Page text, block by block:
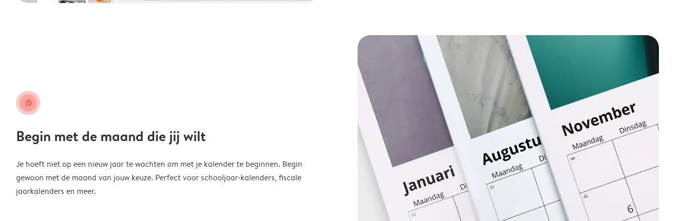
clock
Begin met de maand die jij wilt
Je hoeft niet op een nieuw jaar te wachten om met je kalender te beginnen. Begin
gewoon met de maand van jouw keuze. Perfect voor schooljaar-kalenders, fiscale
jaarkalenders en meer.